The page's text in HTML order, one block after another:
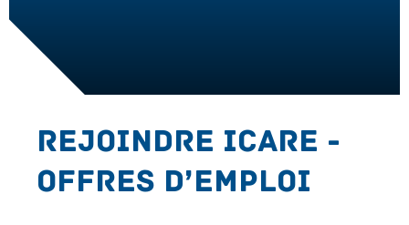
CONTACT
Rejoindre Icare -
Offres d’emploi